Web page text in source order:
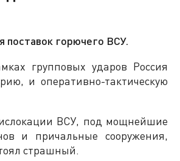
поставок горючего ВСУ.
групповых ударов Россия
и оперативно-тактическую
ВСУ, под мощнейшие
и причальные сооружения,
страшный.